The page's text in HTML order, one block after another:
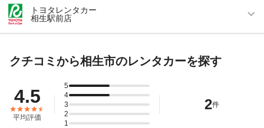
トヨタレンタカー
相生駅前店
アクセス 相生駅より徒歩で約2分（送迎なし）
兵庫県相生市本郷町１０−１
店舗詳細 店舗詳細ページはこちら
クチコミから相生市のレンタカーを探す
4.5
平均評価
5
4
3
2
1
2件